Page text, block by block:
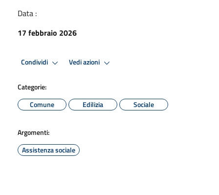
Data :
17 febbraio 2026
Condividi Vedi azioni
Categorie:
Comune
Edilizia Sociale
Argomenti:
Assistenza sociale